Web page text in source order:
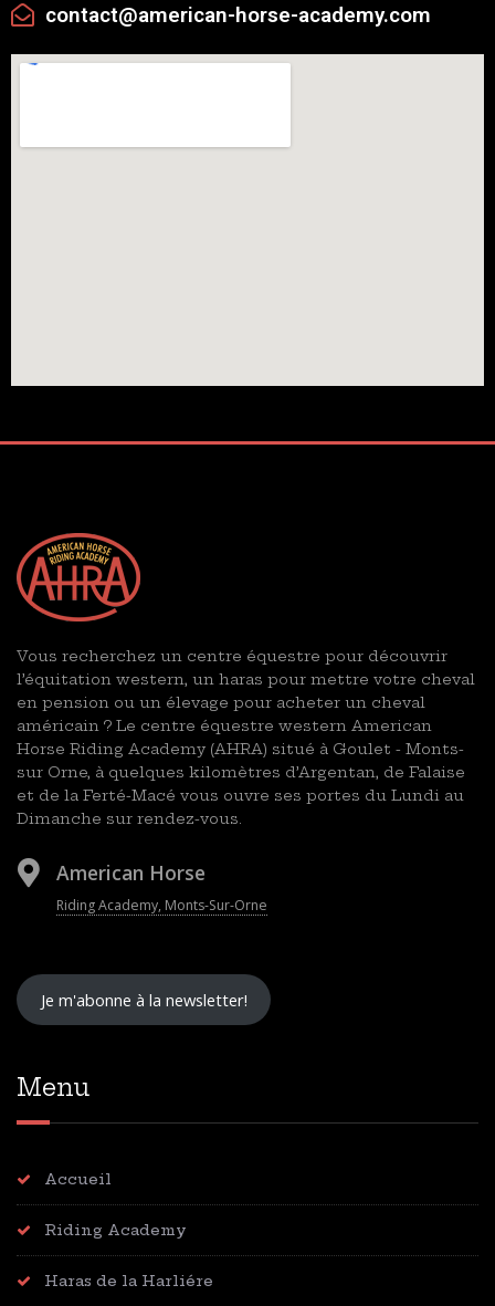
contact@american-horse-academy.com
Vous recherchez un centre équestre pour découvrir
l’équitation western, un haras pour mettre votre cheval
en pension ou un élevage pour acheter un cheval
américain ? Le centre équestre western American
Horse Riding Academy (AHRA) situé à Goulet - Monts-
sur Orne, à quelques kilomètres d’Argentan, de Falaise
et de la Ferté-Macé vous ouvre ses portes du Lundi au
Dimanche sur rendez-vous.
American Horse
Riding Academy, Monts-Sur-Orne
Je m'abonne à la newsletter!
Menu
Accueil
Riding Academy
Haras de la Harliére